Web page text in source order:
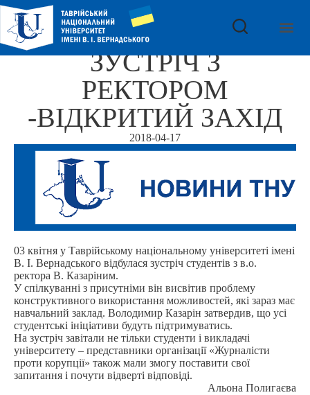
ЗУСТРIЧ З
РЕКТОРОМ
-ВIДКРИТИЙ ЗАХIД
2018-04-17
03 квітня у Таврiйському нацiональному унiверситеті iмені
В. І. Вернадського вiдбулася зустріч студентiв з в.о.
ректора В. Казарiним.
У спiлкуваннi з присутніми він висвiтив проблему
конструктивного використання можливостей, якi зараз має
навчальний заклад. Володимир Казарiн затвердив, що усі
студентські iнiціативи будуть пiдтримуватись.
На зустріч завiтали не тільки студенти і викладачi
університету – представники організації «Журналiсти
проти корупцiï» також мали змогу поставити своï
запитання і почути відверті відповіді.
Альона Полигаєва